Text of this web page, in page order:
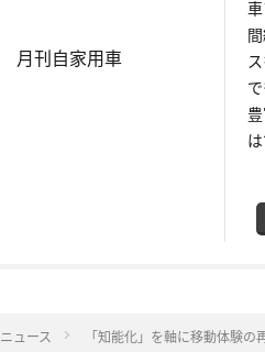
月刊自家用車
は
ニュース 「知能化」を軸に移動体験